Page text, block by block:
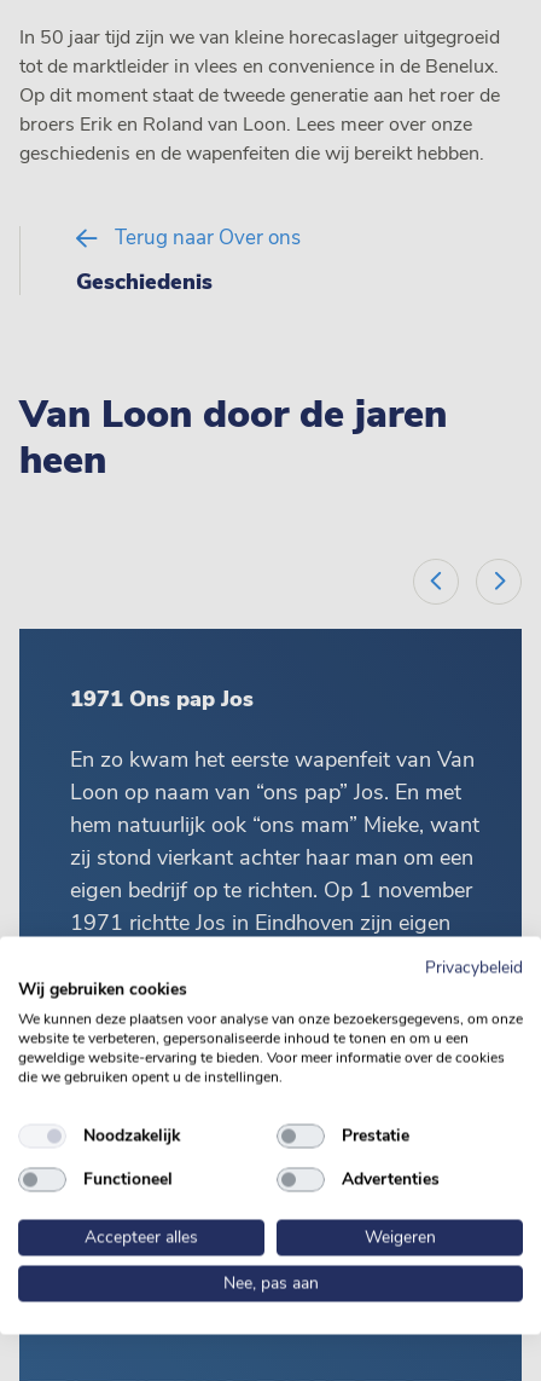
In 50 jaar tijd zijn we van kleine horecaslager uitgegroeid
tot de marktleider in vlees en convenience in de Benelux.
Op dit moment staat de tweede generatie aan het roer de
broers Erik en Roland van Loon. Lees meer over onze
geschiedenis en de wapenfeiten die wij bereikt hebben.
Terug naar Over ons
Geschiedenis
Van Loon door de jaren
heen
1971 Ons pap Jos
En zo kwam het eerste wapenfeit van Van
Loon op naam van “ons pap” Jos. En met
hem natuurlijk ook “ons mam” Mieke, want
zij stond vierkant achter haar man om een
eigen bedrijf op te richten. Op 1 november
1971 richtte Jos in Eindhoven zijn eigen
horecaslagerij op. Daarmee legde hij de basis
voor de huidige Van Loon Group. De locatie
van het allereerste begin – de Genneper
Watermolen in Eindhoven – lijkt wel een
ansichtkaart.
Privacybeleid
Wij gebruiken cookies
We kunnen deze plaatsen voor analyse van onze bezoekersgegevens, om onze
website te verbeteren, gepersonaliseerde inhoud te tonen en om u een
geweldige website-ervaring te bieden. Voor meer informatie over de cookies
die we gebruiken opent u de instellingen.
Noodzakelijk
Prestatie
Functioneel
Advertenties
Accepteer alles
Weigeren
Nee, pas aan